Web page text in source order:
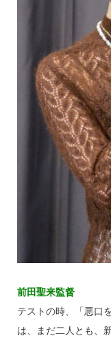
前田聖来監督
テストの時、「悪口
は、まだ二人とも、